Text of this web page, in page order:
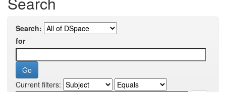
Search:
for
Current filters: